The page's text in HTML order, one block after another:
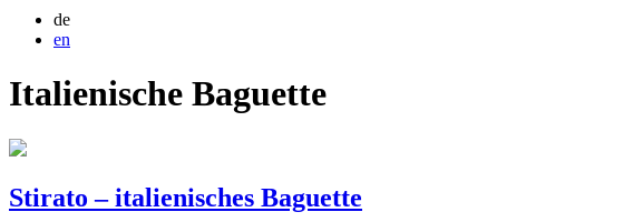
de
en
Italienische Baguette
Stirato – italienisches Baguette